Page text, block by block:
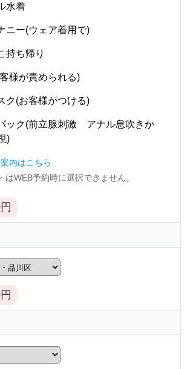
水着
ニー(ウェア着用で)
持ち帰り
様が責められる)
ク(お客様がつける)
ック(前立腺刺激 アナル息吹きか
)
内はこちら
WEB予約時に選択できません。
円
円